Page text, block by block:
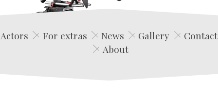
Edwin Film Agencja Aktorska
Actors For extras News Gallery
Contact
About